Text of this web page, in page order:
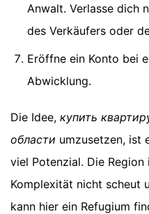
Anwalt. Verlasse dich
des Verkäufers oder
Eröffne ein Konto bei
Abwicklung.
Die Idee, купить
области umzusetzen, ist
viel Potenzial. Die Region
Komplexität nicht scheut
kann hier ein Refugium